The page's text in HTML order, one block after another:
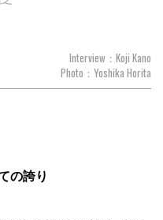
Interview：Koji Kano
Photo：Yoshika Horita
の誇り